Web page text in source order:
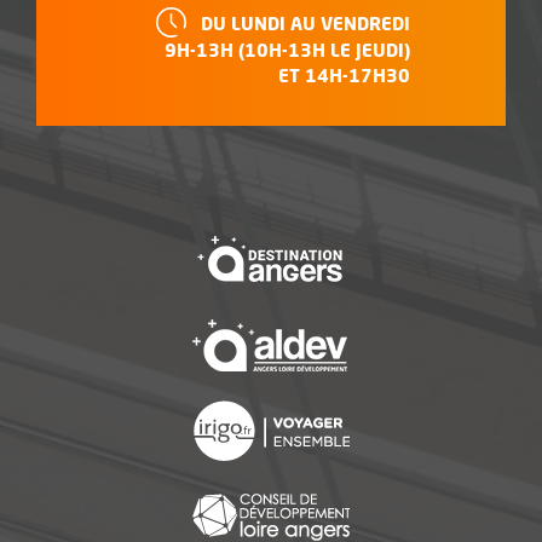
HORAIRES :
DU LUNDI AU VENDREDI
9H-13H (10H-13H LE JEUDI)
ET 14H-17H30